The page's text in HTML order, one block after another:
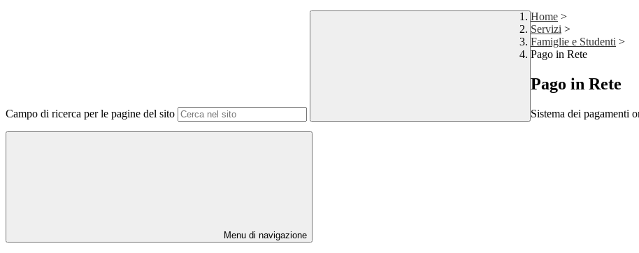
Campo di ricerca per le pagine del sito
Home >
Servizi >
Famiglie e Studenti >
Pago in Rete
Pago in Rete
Sistema dei pagamenti
Menu di navigazione